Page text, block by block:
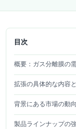
目次
概要：ガス分離膜の
拡張の具体的な内容
背景にある市場の動
製品ラインナップの